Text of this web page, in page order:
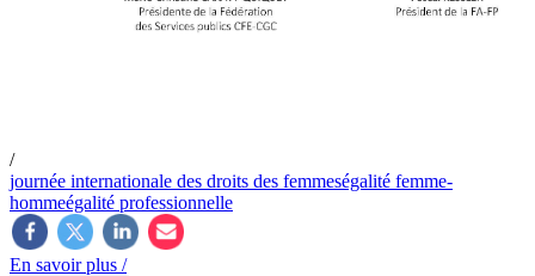
/
journée internationale des droits des femmeségalité femme-
hommeégalité professionnelle
En savoir plus /